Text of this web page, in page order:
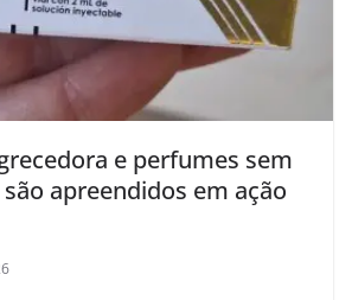
e perfumes sem
apreendidos em ação